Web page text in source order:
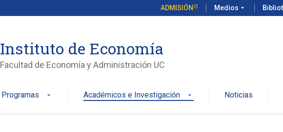
ADMISIÓN Medios arrow_drop_down
Instituto de Economía
Facultad de Economía y Administración UC
Programas arrow_drop_down Académicos e Investigación arrow_drop_down Noticias